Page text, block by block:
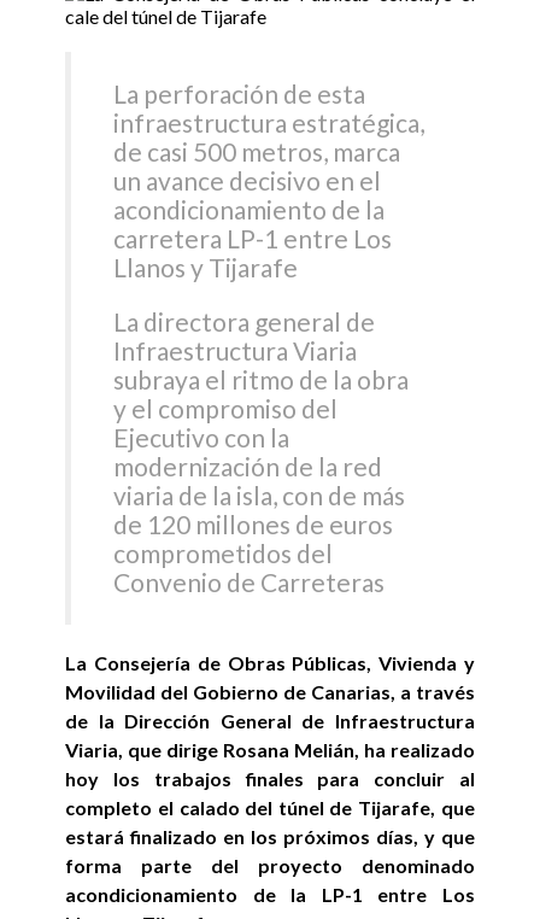
La perforación de esta
infraestructura estratégica,
de casi 500 metros, marca
un avance decisivo en el
acondicionamiento de la
carretera LP-1 entre Los
Llanos y Tijarafe
La directora general de
Infraestructura Viaria
subraya el ritmo de la obra
y el compromiso del
Ejecutivo con la
modernización de la red
viaria de la isla, con de más
de 120 millones de euros
comprometidos del
Convenio de Carreteras
La Consejería de Obras Públicas, Vivienda y
Movilidad del Gobierno de Canarias, a través
de la Dirección General de Infraestructura
Viaria, que dirige Rosana Melián, ha realizado
hoy los trabajos finales para concluir al
completo el calado del túnel de Tijarafe, que
estará finalizado en los próximos días, y que
forma parte del proyecto denominado
acondicionamiento de la LP-1 entre Los